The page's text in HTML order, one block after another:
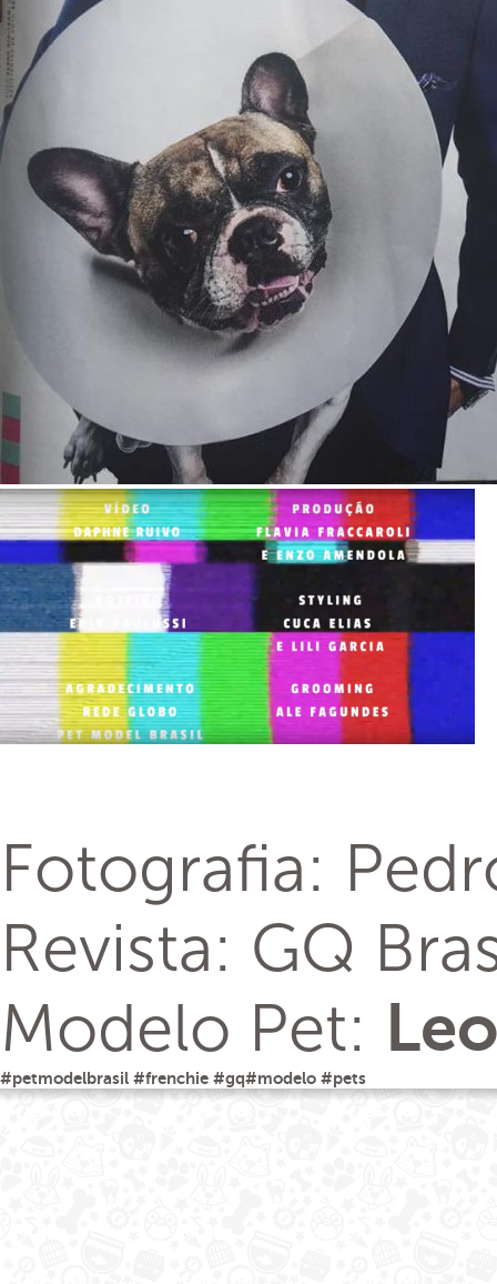
Fotografia:
Revista: GQ
Modelo Pet:
#petmodelbrasil #frenchie #gq#modelo #pets